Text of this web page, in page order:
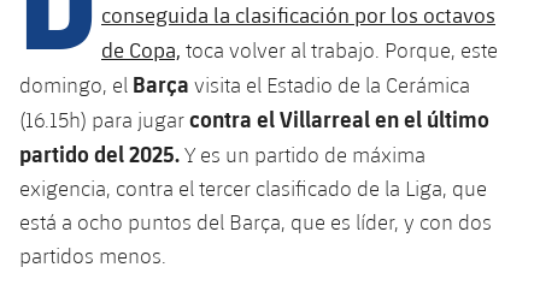
plusicon
más
Instalaciones
Spotify Camp Nou
Palau Blaugrana
SUB13
SUB12
SUB11 A
SUB11 B
SUB13 B
SUB12 C
Entradas
Gameday Shows
Resultados
Base
Junior
Cadete A
Cadete B
Campus Verano
PLUSICON
MÁS
Primer Equipo
plusicon
más
Actualidad
Calendario
Barça Atlètic
plusicon
más
Actualidad
Base
conseguida la clasificación por los octavos
de Copa, toca volver al trabajo. Porque, este
domingo, el Barça visita el Estadio de la Cerámica
(16.15h) para jugarcontra el Villarreal en el último
partido del 2025.Y es un partido de máxima
exigencia, contra el tercer clasificado de la Liga, que
está a ocho puntos del Barça, que es líder, y con dos
partidos menos.